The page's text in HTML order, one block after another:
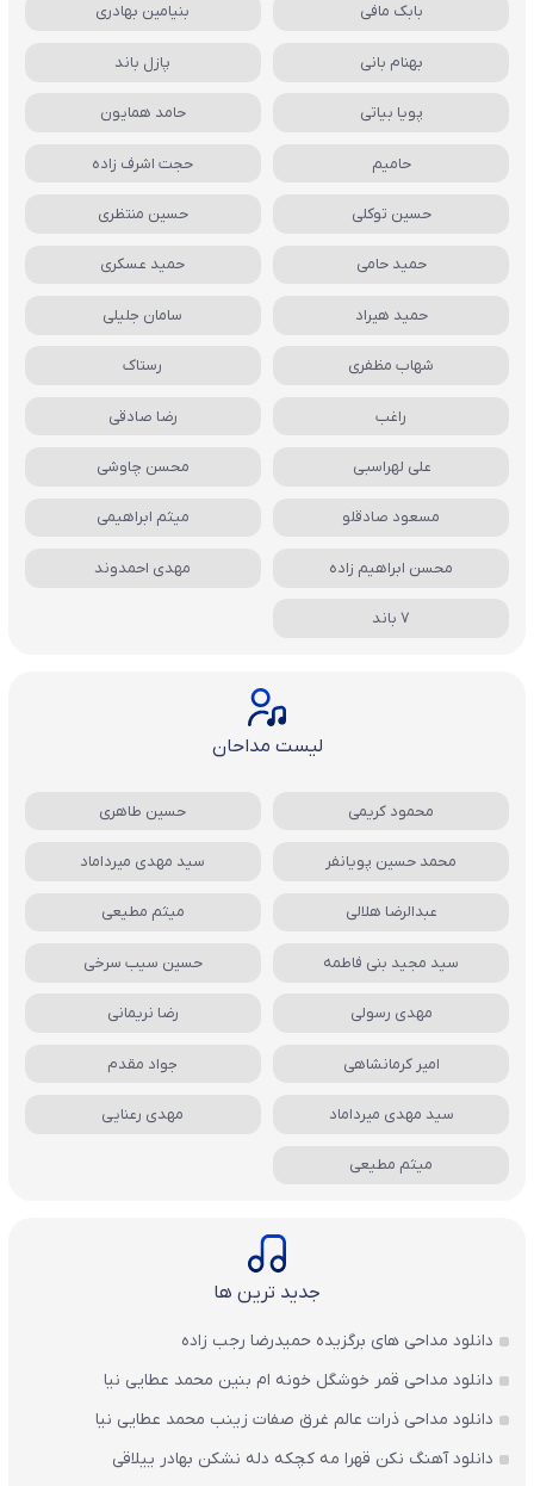
بابک مافی بنیامین بهادری
بهنام بانی پازل باند
پویا بیاتی حامد همایون
حامیم حجت اشرف زاده
حسین توکلی حسین منتظری
حمید حامی حمید عسکری
حمید هیراد سامان جلیلی
شهاب مظفری رستاک
راغب رضا صادقی
علی لهراسبی محسن چاوشی
مسعود صادقلو میثم ابراهیمی
محسن ابراهیم زاده مهدی احمدوند
7 باند
لیست مداحان
محمود کریمی حسین طاهری
محمد حسین پویانفر سید مهدی میرداماد
عبدالرضا هلالی میثم مطیعی
سید مجید بنی فاطمه حسین سیب سرخی
مهدی رسولی رضا نریمانی
امیر کرمانشاهی جواد مقدم
سید مهدی میرداماد مهدی رعنایی
میثم مطیعی
جدید ترین ها
دانلود مداحی های برگزیده حمیدرضا رجب زاده
دانلود مداحی قمر خوشگل خونه ام بنین محمد عطایی نیا
دانلود مداحی ذرات عالم غرق صفات زینب محمد عطایی نیا
دانلود آهنگ نکن قهرا مه کچکه دله نشکن بهادر ییلاقی